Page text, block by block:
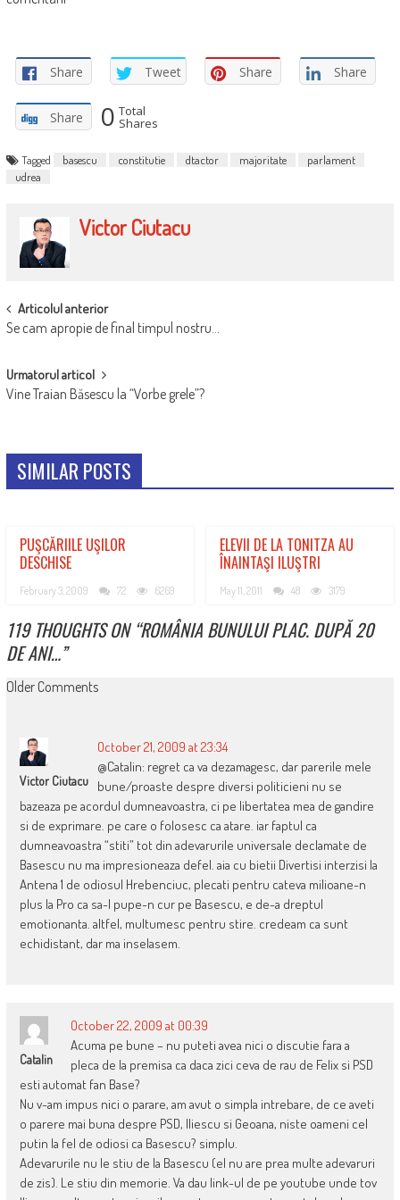
Share Tweet Share Share
Share 0 Total
Shares
Tagged basescu constitutie dtactor majoritate
parlament
udrea
Victor Ciutacu
POST
NAVIGATION
Articolul anterior
Se cam apropie de final timpul nostru…
Urmatorul articol
Vine Traian Băsescu la “Vorbe grele”?
SIMILAR POSTS
PUŞCĂRIILE UŞILOR
DESCHISE
February 3, 2009 72 6269
ELEVII DE LA TONITZA AU
ÎNAINTAŞI ILUŞTRI
May 11, 2011 48 3179
119 THOUGHTS ON “ROMÂNIA BUNULUI PLAC. DUPĂ 20
DE ANI…”
COMMENT
Older Comments
Victor Ciutacu
October 21, 2009 at 23:34
@Catalin: regret ca va dezamagesc, dar parerile mele
bune/proaste despre diversi politicieni nu se
bazeaza pe acordul dumneavoastra, ci pe libertatea mea de gandire
si de exprimare. pe care o folosesc ca atare. iar faptul ca
dumneavoastra “stiti” tot din adevarurile universale declamate de
Basescu nu ma impresioneaza defel. aia cu bietii Divertisi interzisi la
Antena 1 de odiosul Hrebenciuc, plecati pentru cateva milioane-n
plus la Pro ca sa-l pupe-n cur pe Basescu, e de-a dreptul
emotionanta. altfel, multumesc pentru stire. credeam ca sunt
echidistant, dar ma inselasem.
Catalin
October 22, 2009 at 00:39
Acuma pe bune – nu puteti avea nici o discutie fara a
pleca de la premisa ca daca zici ceva de rau de Felix si PSD
esti automat fan Base?
Nu v-am impus nici o parare, am avut o simpla intrebare, de ce aveti
o parere mai buna despre PSD, Iliescu si Geoana, niste oameni cel
putin la fel de odiosi ca Basescu? simplu.
Adevarurile nu le stiu de la Basescu (el nu are prea multe adevaruri
de zis). Le stiu din memorie. Va dau link-ul de pe youtube unde tov